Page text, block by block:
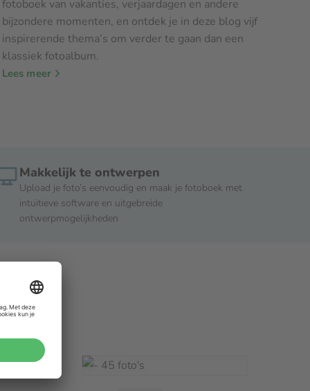
fotoboek van vakanties, verjaardagen en andere
bijzondere momenten, en ontdek je in deze blog vijf
inspirerende thema’s om verder te gaan dan een
klassiek fotoalbum.
Lees meer
Makkelijk te ontwerpen
Upload je foto’s eenvoudig en maak je fotoboek met
intuïtieve software en uitgebreide
ontwerpmogelijkheden